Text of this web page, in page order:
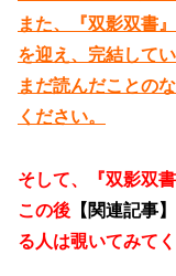
また、『双影双書
を迎え、完結してい
まだ読んだことの
ください。
そして、『双影双
この後 【関連記事】
る人は覗いてみてく